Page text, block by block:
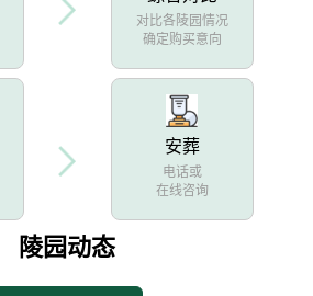
对比各陵园情况
确定购买意向
安葬
电话或
在线咨询
陵园动态